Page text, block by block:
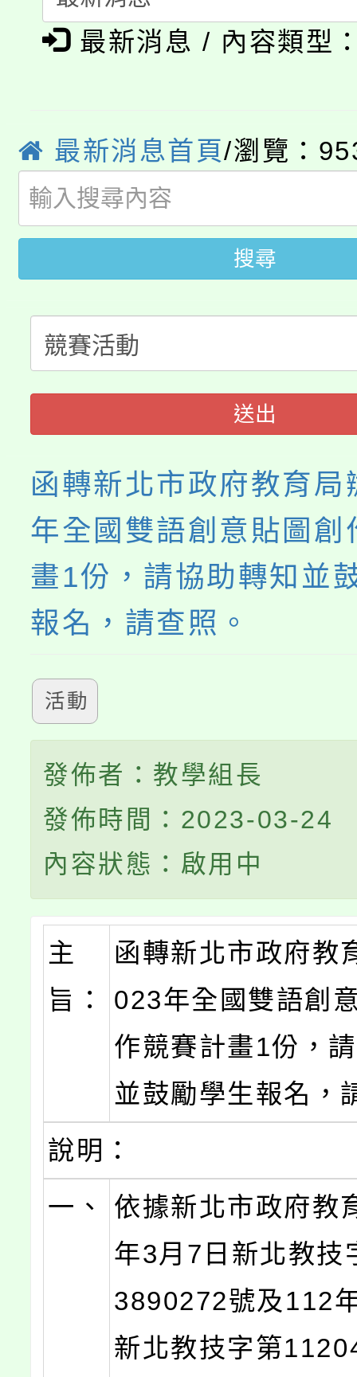
程
「本色祭」8/29、30在
場熱烈登場!
8/21下午1時於龍潭區
局官網。
8月14至27日，桃園電
開!
115年桃園市運動會8/
田徑場及游泳池舉行。
桃園市低收入戶享有免
視費優惠，中低收入戶
者。
大園自造教育及科技
份教師研習
淨零綠生活教案入校路
115年食農教育專業人
最新消息 / 內容類型
最新消息首頁/瀏覽：
搜尋
送出
函轉新北市政府教育
年全國雙語創意貼圖創
畫1份，請協助轉知並
報名，請查照。
活動
發佈者：教學組長
發佈時間：2023-03-24
內容狀態：啟用中
主
旨：
函轉新北市政府教
023年全國雙語創
作競賽計畫1份，
並鼓勵學生報名，
說明：
一、
依據新北市政府教
年3月7日新北教技
3890272號及112
新北教技字第